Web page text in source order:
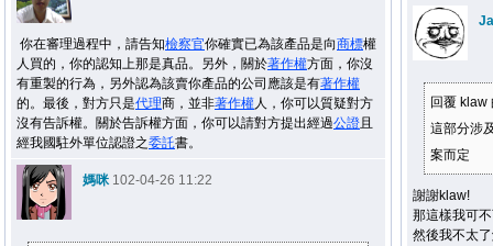
你在審理過程中，請告知檢察官你確實已為該產品是向商標權
人買的，你的認知上那是真品。另外，關於著作權方面，你沒
有重製的行為，另外認為該賣你產品的公司應該是有著作權
的。最後，對方只是代理商，並非著作權人，你可以質疑對方
沒有告訴權。關於告訴權方面，你可以請對方提出經過公證 且
經我國駐外單位認證之委託書。
媽咪102-04-26 11:22
回覆 klaw
這部分涉
案而定
謝謝klaw!
那這樣我可
然後我不太